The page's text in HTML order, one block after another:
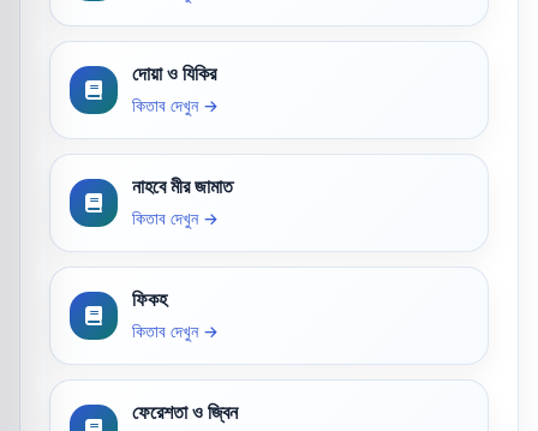
দোয়া ও যিকির
কিতাব দেখুন →
নাহবে মীর জামাত
কিতাব দেখুন →
ফিকহ
কিতাব দেখুন →
ফেরেশতা ও জ্বিন